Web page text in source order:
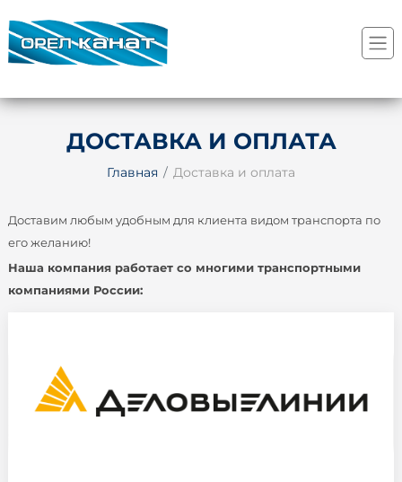
ДОСТАВКА И ОПЛАТА
Главная Доставка и оплата
Доставим любым удобным для клиента видом транспорта по
его желанию!
Наша компания работает со многими транспортными
компаниями России: